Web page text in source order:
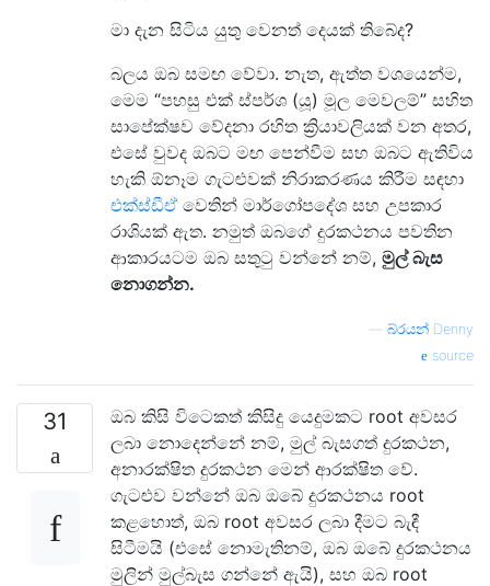
මා දැන සිටිය යුතු වෙනත් දෙයක් තිබේද?
බලය ඔබ සමඟ වේවා. නැත, ඇත්ත වශයෙන්ම,
මෙම “පහසු එක් ස්පර්ශ (යූ) මූල මෙවලම්” සහිත
සාපේක්ෂව වේදනා රහිත ක්‍රියාවලියක් වන අතර,
එසේ වුවද ඔබට මඟ පෙන්වීම සහ ඔබට ඇතිවිය
හැකි ඕනෑම ගැටළුවක් නිරාකරණය කිරීම සඳහා
එක්ස්ඩීඒ වෙතින් මාර්ගෝපදේශ සහ උපකාර
රාශියක් ඇත. නමුත් ඔබගේ දුරකථනය පවතින
ආකාරයටම ඔබ සතුටු වන්නේ නම්, මුල් බැස
නොගන්න.
බ්රයන් Denny
source
31
ඔබ කිසි විටෙකත් කිසිදු යෙදුමකට root අවසර
ලබා නොදෙන්නේ නම්, මුල් බැසගත් දුරකථන,
අනාරක්ෂිත දුරකථන මෙන් ආරක්ෂිත වේ.
ගැටළුව වන්නේ ඔබ ඔබේ දුරකථනය root
කළහොත්, ඔබ root අවසර ලබා දීමට බැඳී
සිටීමයි (එසේ නොමැතිනම්, ඔබ ඔබේ දුරකථනය
මුලින් මුල්බැස ගන්නේ ඇයි), සහ ඔබ root